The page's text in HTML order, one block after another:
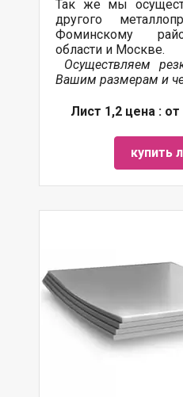
Так же мы
другого
Фоминскому
области и Москве.
Осуществляем
Вашим размерам и
Лист 1,2 цена : от
купить